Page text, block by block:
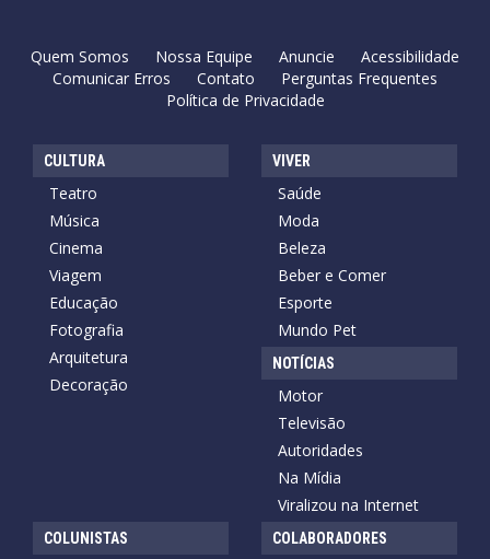
Quem Somos Nossa Equipe Anuncie
Acessibilidade
Comunicar Erros
Contato
Perguntas Frequentes
Política de Privacidade
CULTURA
Teatro
Música
Cinema
Viagem
Educação
Fotografia
Arquitetura
Decoração
VIVER
Saúde
Moda
Beleza
Beber e Comer
Esporte
Mundo Pet
NOTÍCIAS
Motor
Televisão
Autoridades
Na Mídia
Viralizou na Internet
COLUNISTAS COLABORADORES